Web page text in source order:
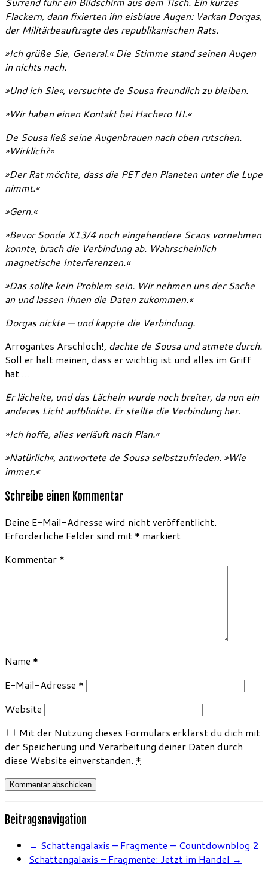
Flackern, dann fixierten ihn eisblaue Augen: Varkan Dorgas,
der Militärbeauftragte des republikanischen Rats.
»Ich grüße Sie, General.« Die Stimme stand seinen Augen
in nichts nach.
»Und ich Sie«, versuchte de Sousa freundlich zu bleiben.
»Wir haben einen Kontakt bei Hachero III.«
De Sousa ließ seine Augenbrauen nach oben rutschen.
»Wirklich?«
»Der Rat möchte, dass die PET den Planeten unter die Lupe
nimmt.«
»Gern.«
»Bevor Sonde X13/4 noch eingehendere Scans vornehmen
konnte, brach die Verbindung ab. Wahrscheinlich
magnetische Interferenzen.«
»Das sollte kein Problem sein. Wir nehmen uns der Sache
an und lassen Ihnen die Daten zukommen.«
Dorgas nickte — und kappte die Verbindung.
Arrogantes Arschloch!, dachte de Sousa und atmete durch.
Soll er halt meinen, dass er wichtig ist und alles im Griff
hat …
Er lächelte, und das Lächeln wurde noch breiter, da nun ein
anderes Licht aufblinkte. Er stellte die Verbindung her.
»Ich hoffe, alles verläuft nach Plan.«
»Natürlich«, antwortete de Sousa selbstzufrieden. »Wie
immer.«
Schreibe einen Kommentar
Deine E-Mail-Adresse wird nicht veröffentlicht.
Erforderliche Felder sind mit * markiert
Kommentar *
Name *
E-Mail-Adresse *
Website
Mit der Nutzung dieses Formulars erklärst du dich mit
der Speicherung und Verarbeitung deiner Daten durch
diese Website einverstanden. *
Beitragsnavigation
← Schattengalaxis – Fragmente — Countdownblog 2
Schattengalaxis – Fragmente: Jetzt im Handel →